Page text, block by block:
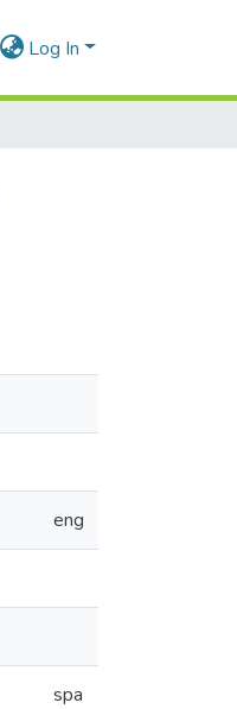
Log In
eng
spa